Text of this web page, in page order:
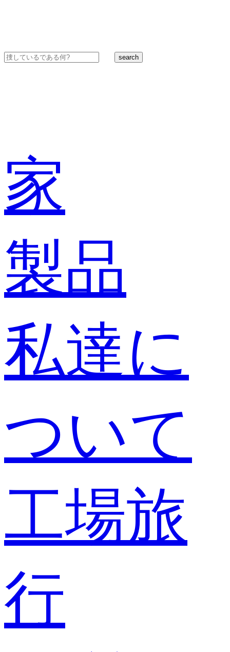
search
家
製品
私達に
ついて
工場旅
行